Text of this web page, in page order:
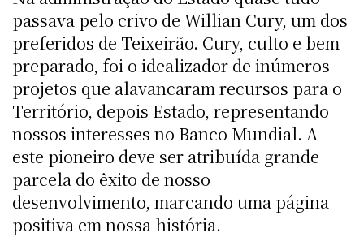
passava pelo crivo de Willian Cury, um dos
preferidos de Teixeirão. Cury, culto e bem
preparado, foi o idealizador de inúmeros
projetos que alavancaram recursos para o
Território, depois Estado, representando
nossos interesses no Banco Mundial. A
este pioneiro deve ser atribuída grande
parcela do êxito de nosso
desenvolvimento, marcando uma página
positiva em nossa história.